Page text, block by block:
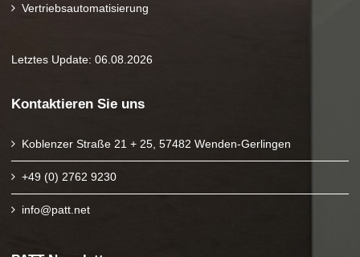
Vertriebsautomatisierung
Letztes Update: 06.08.2026
Kontaktieren Sie uns
Koblenzer Straße 21 + 25, 57482 Wenden-Gerlingen
+49 (0) 2762 9230
info@patt.net